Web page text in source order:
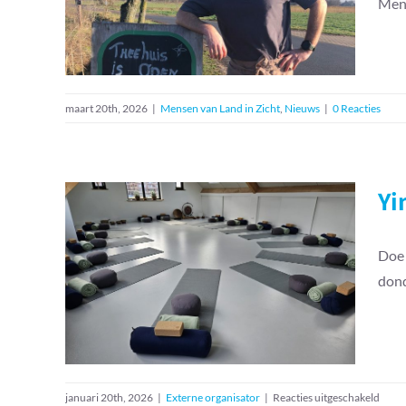
Martin begeleider bij
Land in Zicht
Mensen van Land in Zicht Nieuws
maart 20th, 2026 | Mensen van Land in Zicht Nieuws | 0 Reacties
Yin/Yang Yoga – les bij
Land in Zicht
januari 20th, 2026 | Externe organisator | Reacties uitgeschakeld